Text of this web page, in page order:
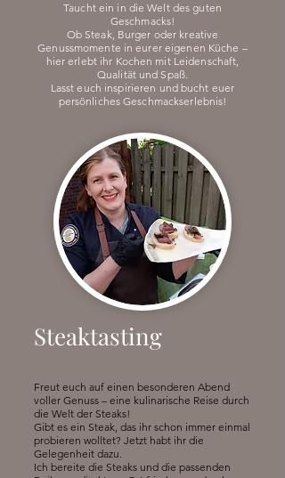
Taucht ein in die Welt des guten
Geschmacks!
Ob Steak, Burger oder kreative
Genussmomente in eurer eigenen Küche –
hier erlebt ihr Kochen mit Leidenschaft,
Qualität und Spaß.
Lasst euch inspirieren und bucht euer
persönliches Geschmackserlebnis!
Steaktasting
Freut euch auf einen besonderen Abend
voller Genuss – eine kulinarische Reise durch
die Welt der Steaks!
Gibt es ein Steak, das ihr schon immer einmal
probieren wolltet? Jetzt habt ihr die
Gelegenheit dazu.
Ich bereite die Steaks und die passenden